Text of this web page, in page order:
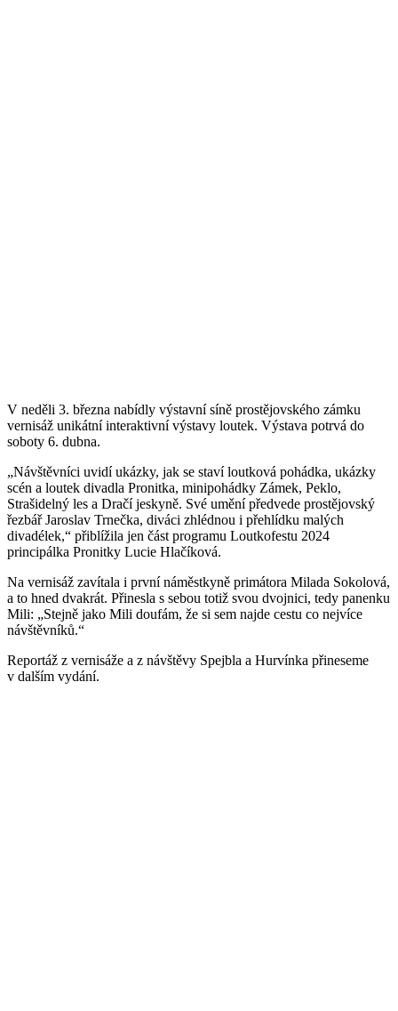
V neděli 3. března nabídly výstavní síně prostějovského zámku
vernisáž unikátní interaktivní výstavy loutek. Výstava potrvá do
soboty 6. dubna.
„Návštěvníci uvidí ukázky, jak se staví loutková pohádka, ukázky
scén a loutek divadla Pronitka, minipohádky Zámek, Peklo,
Strašidelný les a Dračí jeskyně. Své umění předvede prostějovský
řezbář Jaroslav Trnečka, diváci zhlédnou i přehlídku malých
divadélek,“ přiblížila jen část programu Loutkofestu 2024
principálka Pronitky Lucie Hlačíková.
Na vernisáž zavítala i první náměstkyně primátora Milada Sokolová,
a to hned dvakrát. Přinesla s sebou totiž svou dvojnici, tedy panenku
Mili: „Stejně jako Mili doufám, že si sem najde cestu co nejvíce
návštěvníků.“
Reportáž z vernisáže a z návštěvy Spejbla a Hurvínka přineseme
v dalším vydání.